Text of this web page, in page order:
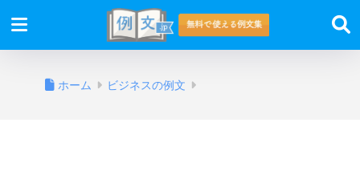
ホーム ビジネスの例文